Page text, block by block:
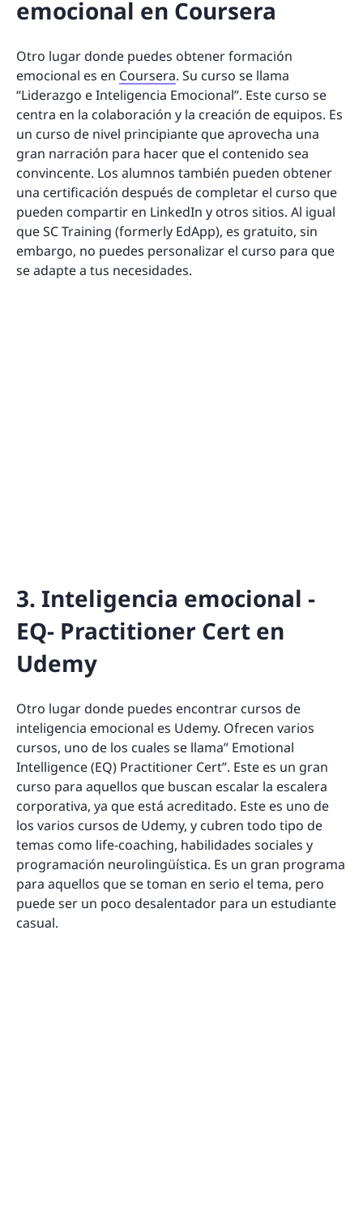
emocional en Coursera
Otro lugar donde puedes obtener formación
emocional es en Coursera. Su curso se llama
“Liderazgo e Inteligencia Emocional”. Este curso se
centra en la colaboración y la creación de equipos. Es
un curso de nivel principiante que aprovecha una
gran narración para hacer que el contenido sea
convincente. Los alumnos también pueden obtener
una certificación después de completar el curso que
pueden compartir en LinkedIn y otros sitios. Al igual
que SC Training (formerly EdApp), es gratuito, sin
embargo, no puedes personalizar el curso para que
se adapte a tus necesidades.
3. Inteligencia emocional -
EQ- Practitioner Cert en
Udemy
Otro lugar donde puedes encontrar cursos de
inteligencia emocional es Udemy. Ofrecen varios
cursos, uno de los cuales se llama” Emotional
Intelligence (EQ) Practitioner Cert”. Este es un gran
curso para aquellos que buscan escalar la escalera
corporativa, ya que está acreditado. Este es uno de
los varios cursos de Udemy, y cubren todo tipo de
temas como life-coaching, habilidades sociales y
programación neurolingüística. Es un gran programa
para aquellos que se toman en serio el tema, pero
puede ser un poco desalentador para un estudiante
casual.